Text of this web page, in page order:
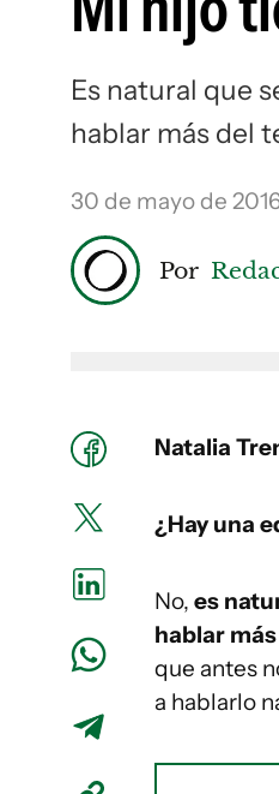
Es natural que
hablar más del
30 de mayo de
Por
Natalia
¿Hay una
No, es
hablar
que antes
a hablarlo